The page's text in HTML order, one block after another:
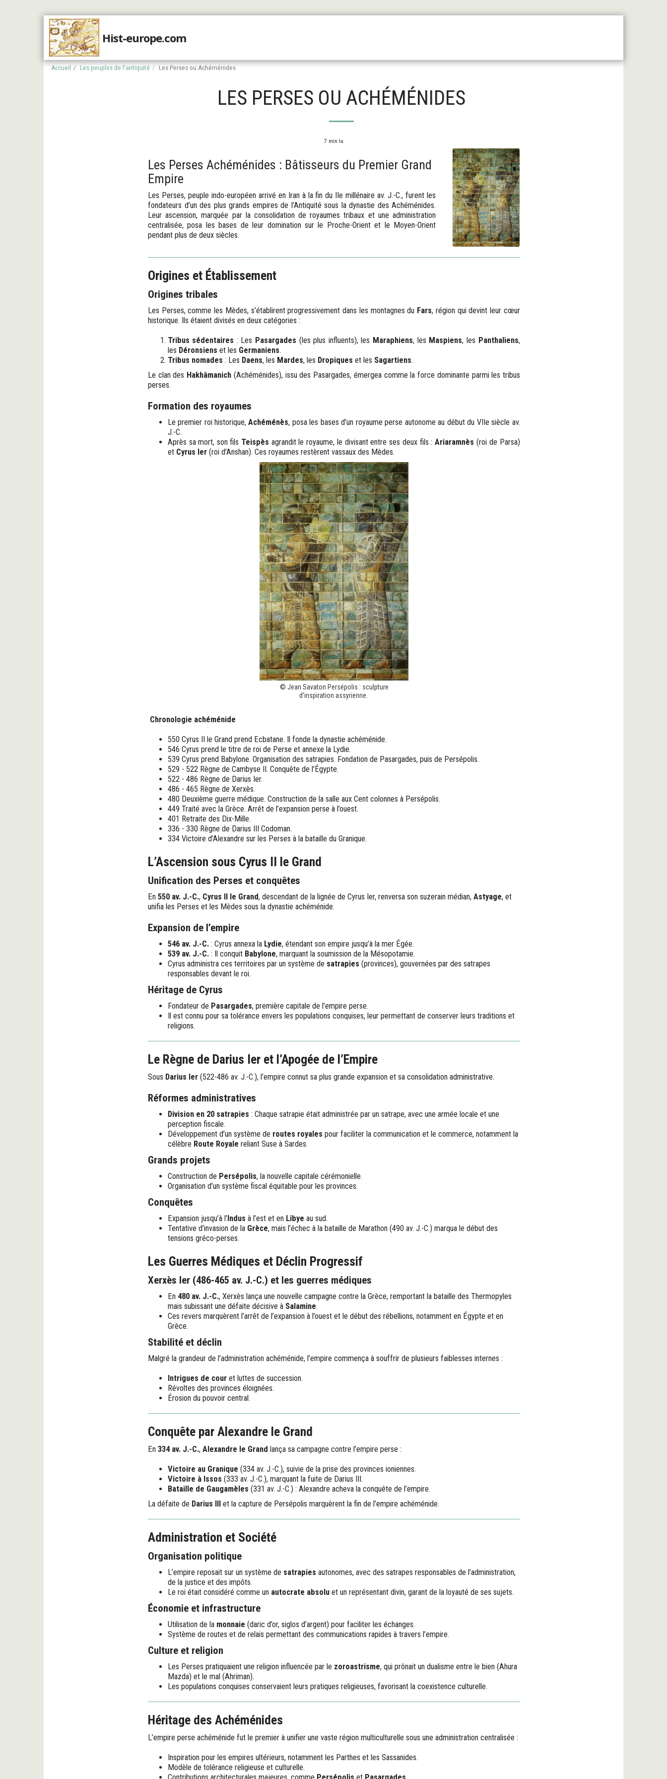
Hist-europe.com
Accueil Les peuples de l'antiquité Les Perses ou Achéménides
LES PERSES OU ACHÉMÉNIDES
7 min lu
Les Perses Achéménides : Bâtisseurs du Premier Grand
Empire
Les Perses, peuple indo-européen arrivé en Iran à la fin du IIe millénaire av. J.-C., furent les
fondateurs d’un des plus grands empires de l’Antiquité sous la dynastie des Achéménides.
Leur ascension, marquée par la consolidation de royaumes tribaux et une administration
centralisée, posa les bases de leur domination sur le Proche-Orient et le Moyen-Orient
pendant plus de deux siècles.
Origines et Établissement
Origines tribales
Les Perses, comme les Mèdes, s’établirent progressivement dans les montagnes du Fars, région qui devint leur cœur
historique. Ils étaient divisés en deux catégories :
Tribus sédentaires : Les Pasargades (les plus influents), les Maraphiens, les Maspiens, les Panthaliens,
les Déronsiens et les Germaniens.
Tribus nomades : Les Daens, les Mardes, les Dropiques et les Sagartiens.
Le clan des Hakhâmanich (Achéménides), issu des Pasargades, émergea comme la force dominante parmi les tribus
perses.
Formation des royaumes
Le premier roi historique, Achéménès, posa les bases d’un royaume perse autonome au début du VIIe siècle av.
J.-C.
Après sa mort, son fils Teispès agrandit le royaume, le divisant entre ses deux fils : Ariaramnès (roi de Parsa)
et Cyrus Ier (roi d’Anshan). Ces royaumes restèrent vassaux des Mèdes.
© Jean Savaton Persépolis : sculpture
d’inspiration assyrienne.
Chronologie achéménide
550 Cyrus II le Grand prend Ecbatane. Il fonde la dynastie achéménide.
546 Cyrus prend le titre de roi de Perse et annexe la Lydie.
539 Cyrus prend Babylone. Organisation des satrapies. Fondation de Pasargades, puis de Persépolis.
529 - 522 Règne de Cambyse II. Conquête de l’Égypte.
522 - 486 Règne de Darius Ier.
486 - 465 Règne de Xerxès.
480 Deuxième guerre médique. Construction de la salle aux Cent colonnes à Persépolis.
449 Traité avec la Grèce. Arrêt de l’expansion perse à l’ouest.
401 Retraite des Dix-Mille.
336 - 330 Règne de Darius III Codoman.
334 Victoire d’Alexandre sur les Perses à la bataille du Granique.
L’Ascension sous Cyrus II le Grand
Unification des Perses et conquêtes
En 550 av. J.-C., Cyrus II le Grand, descendant de la lignée de Cyrus Ier, renversa son suzerain médian, Astyage, et
unifia les Perses et les Mèdes sous la dynastie achéménide.
Expansion de l’empire
546 av. J.-C. : Cyrus annexa la Lydie, étendant son empire jusqu’à la mer Égée.
539 av. J.-C. : Il conquit Babylone, marquant la soumission de la Mésopotamie.
Cyrus administra ces territoires par un système de satrapies (provinces), gouvernées par des satrapes
responsables devant le roi.
Héritage de Cyrus
Fondateur de Pasargades, première capitale de l’empire perse.
Il est connu pour sa tolérance envers les populations conquises, leur permettant de conserver leurs traditions et
religions.
Le Règne de Darius Ier et l’Apogée de l’Empire
Sous Darius Ier (522-486 av. J.-C.), l’empire connut sa plus grande expansion et sa consolidation administrative.
Réformes administratives
Division en 20 satrapies : Chaque satrapie était administrée par un satrape, avec une armée locale et une
perception fiscale.
Développement d’un système de routes royales pour faciliter la communication et le commerce, notamment la
célèbre Route Royale reliant Suse à Sardes.
Grands projets
Construction de Persépolis, la nouvelle capitale cérémonielle.
Organisation d’un système fiscal équitable pour les provinces.
Conquêtes
Expansion jusqu’à l’ Indus à l’est et en Libye au sud.
Tentative d’invasion de la Grèce, mais l’échec à la bataille de Marathon (490 av. J.-C.) marqua le début des
tensions gréco-perses.
Les Guerres Médiques et Déclin Progressif
Xerxès Ier (486-465 av. J.-C.) et les guerres médiques
En 480 av. J.-C., Xerxès lança une nouvelle campagne contre la Grèce, remportant la bataille des Thermopyles
mais subissant une défaite décisive à Salamine.
Ces revers marquèrent l’arrêt de l’expansion à l’ouest et le début des rébellions, notamment en Égypte et en
Grèce.
Stabilité et déclin
Malgré la grandeur de l’administration achéménide, l’empire commença à souffrir de plusieurs faiblesses internes :
Intrigues de cour et luttes de succession.
Révoltes des provinces éloignées.
Érosion du pouvoir central.
Conquête par Alexandre le Grand
En 334 av. J.-C., Alexandre le Grand lança sa campagne contre l’empire perse :
Victoire au Granique (334 av. J.-C.), suivie de la prise des provinces ioniennes.
Victoire à Issos (333 av. J.-C.), marquant la fuite de Darius III.
Bataille de Gaugamèles (331 av. J.-C.) : Alexandre acheva la conquête de l’empire.
La défaite de Darius III et la capture de Persépolis marquèrent la fin de l’empire achéménide.
Administration et Société
Organisation politique
L’empire reposait sur un système de satrapies autonomes, avec des satrapes responsables de l’administration,
de la justice et des impôts.
Le roi était considéré comme un autocrate absolu et un représentant divin, garant de la loyauté de ses sujets.
Économie et infrastructure
Utilisation de la monnaie (daric d’or, siglos d’argent) pour faciliter les échanges.
Système de routes et de relais permettant des communications rapides à travers l’empire.
Culture et religion
Les Perses pratiquaient une religion influencée par le zoroastrisme, qui prônait un dualisme entre le bien (Ahura
Mazda) et le mal (Ahriman).
Les populations conquises conservaient leurs pratiques religieuses, favorisant la coexistence culturelle.
Héritage des Achéménides
L’empire perse achéménide fut le premier à unifier une vaste région multiculturelle sous une administration centralisée :
Inspiration pour les empires ultérieurs, notamment les Parthes et les Sassanides.
Modèle de tolérance religieuse et culturelle.